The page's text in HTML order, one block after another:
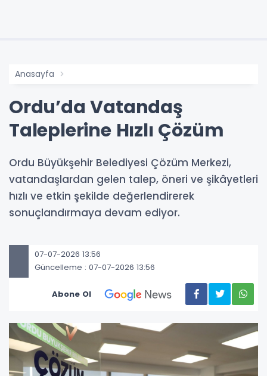
Anasayfa
Ordu’da Vatandaş
Taleplerine Hızlı Çözüm
Ordu Büyükşehir Belediyesi Çözüm Merkezi,
vatandaşlardan gelen talep, öneri ve şikâyetleri
hızlı ve etkin şekilde değerlendirerek
sonuçlandırmaya devam ediyor.
07-07-2026 13:56
Güncelleme : 07-07-2026 13:56
Abone Ol